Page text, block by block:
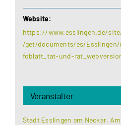
Website:
https://www.esslingen.de/
/get/documents/es/
foblatt_tat-und-
Veranstalter
Stadt Esslingen am Neckar.